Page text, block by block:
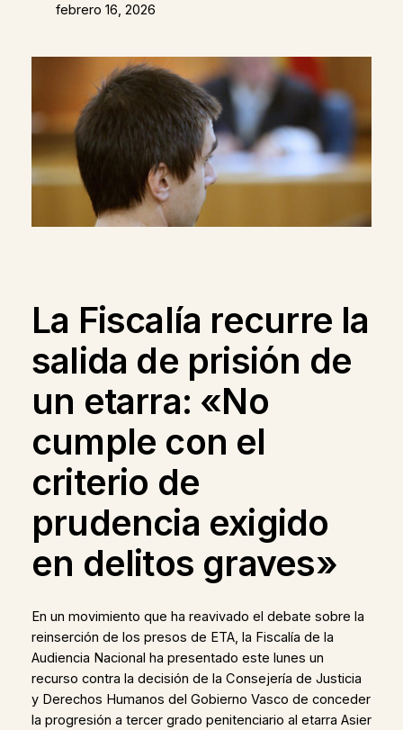
febrero 16, 2026
La Fiscalía recurre la
salida de prisión de
un etarra: «No
cumple con el
criterio de
prudencia exigido
en delitos graves»
En un movimiento que ha reavivado el debate sobre la
reinserción de los presos de ETA, la Fiscalía de la
Audiencia Nacional ha presentado este lunes un
recurso contra la decisión de la Consejería de Justicia
y Derechos Humanos del Gobierno Vasco de conceder
la progresión a tercer grado penitenciario al etarra Asier